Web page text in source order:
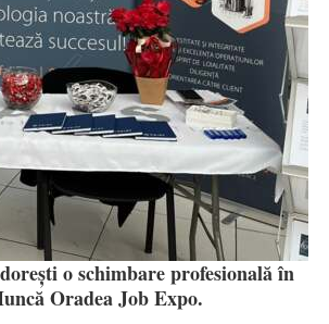
o schimbare profesională în
Oradea Job Expo.